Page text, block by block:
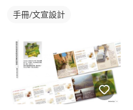
手冊/文宣設計